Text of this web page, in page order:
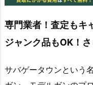
専門業者！査定もキ
ジャンク品もOK！
サバゲータウンという